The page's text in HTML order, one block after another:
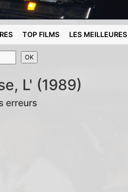
TOP FILMS LES MEILLEURES
L' (1989)
erreurs